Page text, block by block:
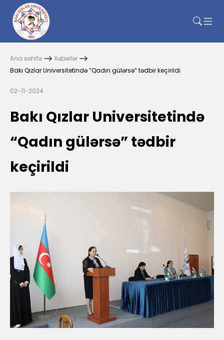
Ana səhifə
Xəbərlər
Bakı Qızlar Universitetində “Qadın gülərsə” tədbir keçirildi
02-11-2024
Bakı Qızlar Universitetində
“Qadın gülərsə” tədbir
keçirildi